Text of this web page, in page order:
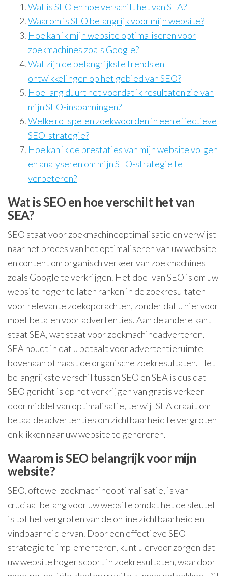
Wat is SEO en hoe verschilt het van SEA?
Waarom is SEO belangrijk voor mijn website?
Hoe kan ik mijn website optimaliseren voor
zoekmachines zoals Google?
Wat zijn de belangrijkste trends en
ontwikkelingen op het gebied van SEO?
Hoe lang duurt het voordat ik resultaten zie van
mijn SEO-inspanningen?
Welke rol spelen zoekwoorden in een effectieve
SEO-strategie?
Hoe kan ik de prestaties van mijn website volgen
en analyseren om mijn SEO-strategie te
verbeteren?
Wat is SEO en hoe verschilt het van
SEA?
SEO staat voor zoekmachineoptimalisatie en verwijst
naar het proces van het optimaliseren van uw website
en content om organisch verkeer van zoekmachines
zoals Google te verkrijgen. Het doel van SEO is om uw
website hoger te laten ranken in de zoekresultaten
voor relevante zoekopdrachten, zonder dat u hiervoor
moet betalen voor advertenties. Aan de andere kant
staat SEA, wat staat voor zoekmachineadverteren.
SEA houdt in dat u betaalt voor advertentieruimte
bovenaan of naast de organische zoekresultaten. Het
belangrijkste verschil tussen SEO en SEA is dus dat
SEO gericht is op het verkrijgen van gratis verkeer
door middel van optimalisatie, terwijl SEA draait om
betaalde advertenties om zichtbaarheid te vergroten
en klikken naar uw website te genereren.
Waarom is SEO belangrijk voor mijn
website?
SEO, oftewel zoekmachineoptimalisatie, is van
cruciaal belang voor uw website omdat het de sleutel
is tot het vergroten van de online zichtbaarheid en
vindbaarheid ervan. Door een effectieve SEO-
strategie te implementeren, kunt u ervoor zorgen dat
uw website hoger scoort in zoekresultaten, waardoor